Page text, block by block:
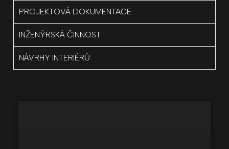
PROJEKTOVÁ DOKUMENTACE
INŽENÝRSKÁ ČINNOST
NÁVRHY INTERIÉRŮ